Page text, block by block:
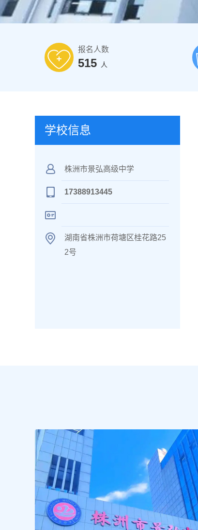
报名人数
515 人
学校信息
株洲市景弘高级中学
17388913445
湖南省株洲市荷塘区桂花路25
2号